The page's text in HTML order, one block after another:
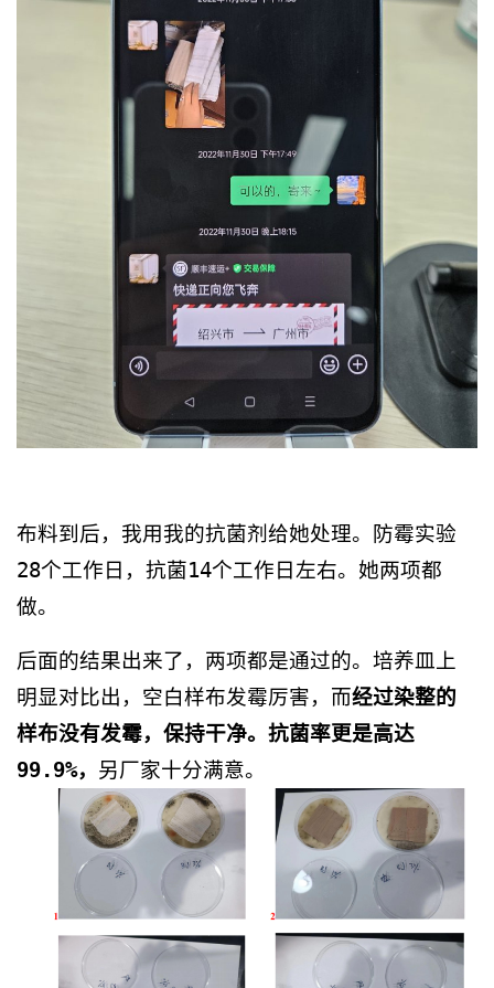
布料到后，我用我的抗菌剂给她处理。防霉实验
28个工作日，抗菌14个工作日左右。她两项都
做。
后面的结果出来了，两项都是通过的。培养皿上
明显对比出，空白样布发霉厉害，而经过染整的
样布没有发霉，保持干净。抗菌率更是高达
99.9%， 另厂家十分满意。